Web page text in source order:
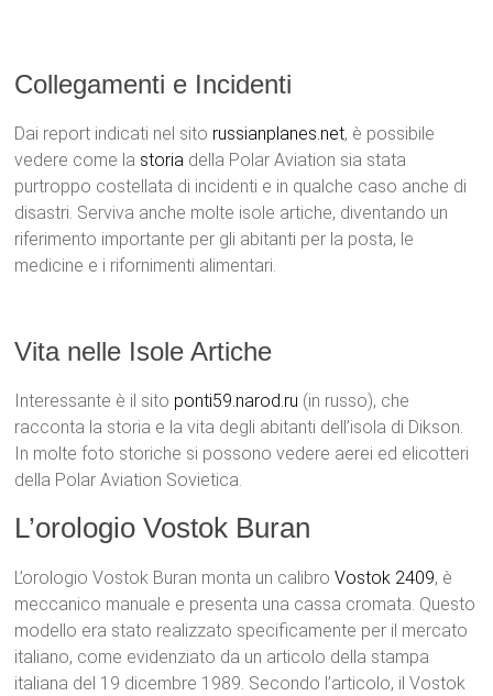
Collegamenti e Incidenti
Dai report indicati nel sito russianplanes.net, è possibile
vedere come la storia della Polar Aviation sia stata
purtroppo costellata di incidenti e in qualche caso anche di
disastri. Serviva anche molte isole artiche, diventando un
riferimento importante per gli abitanti per la posta, le
medicine e i rifornimenti alimentari.
Vita nelle Isole Artiche
Interessante è il sito ponti59.narod.ru (in russo), che
racconta la storia e la vita degli abitanti dell’isola di Dikson.
In molte foto storiche si possono vedere aerei ed elicotteri
della Polar Aviation Sovietica.
L’orologio Vostok Buran
L’orologio Vostok Buran monta un calibroVostok 2409, è
meccanico manuale e presenta una cassa cromata. Questo
modello era stato realizzato specificamente per il mercato
italiano, come evidenziato da un articolo della stampa
italiana del 19 dicembre 1989. Secondo l’articolo, il Vostok